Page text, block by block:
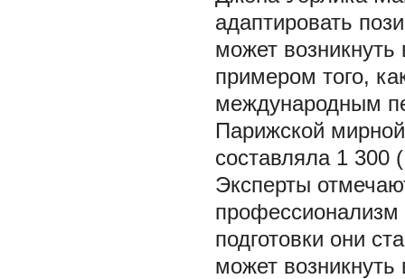
адаптировать
может
примером того,
международным
Парижской
составляла 1 300
Эксперты
профессионализм
подготовки они
может возникнуть